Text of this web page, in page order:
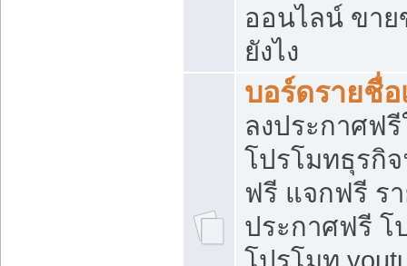
ออนไลน์ ขาย
ยังไง
บอร์ดรายชื่อ
ลงประกาศฟรี
โปรโมทธุรกิ
ฟรี แจกฟรี ร
ประกาศฟรี โ